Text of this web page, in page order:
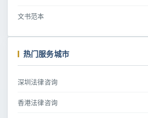
文书范本
热门服务城市
深圳法律咨询
香港法律咨询